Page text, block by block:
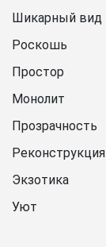
Шикарный вид
Роскошь
Простор
Монолит
Прозрачность
Реконструкция
Экзотика
Уют